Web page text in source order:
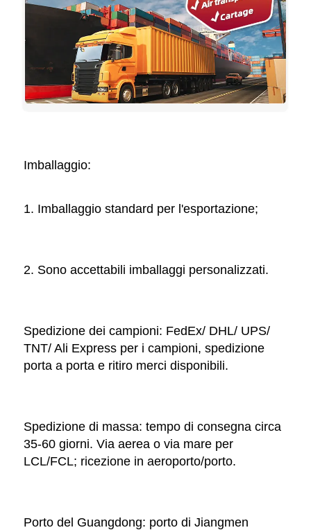
Imballaggio:
1. Imballaggio standard per l'esportazione;
2. Sono accettabili imballaggi personalizzati.
Spedizione dei campioni: FedEx/ DHL/ UPS/
TNT/ Ali Express per i campioni, spedizione
porta a porta e ritiro merci disponibili.
Spedizione di massa: tempo di consegna circa
35-60 giorni. Via aerea o via mare per
LCL/FCL; ricezione in aeroporto/porto.
Porto del Guangdong: porto di Jiangmen